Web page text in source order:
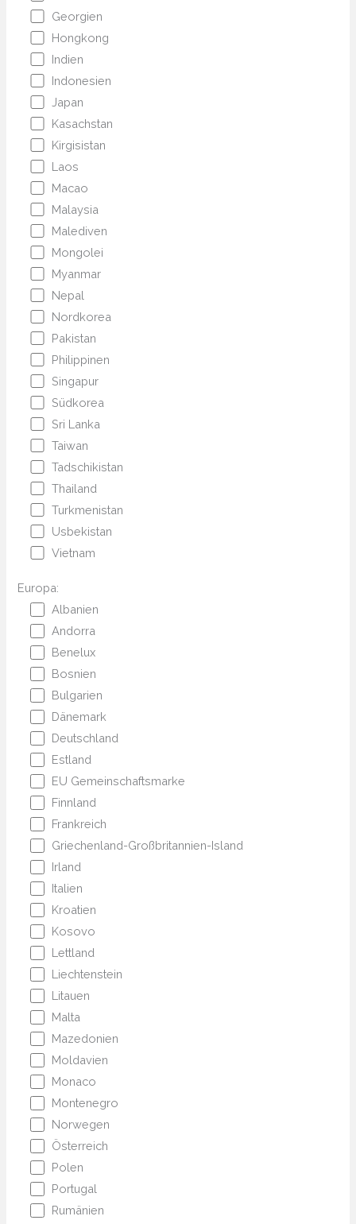
Georgien
Hongkong
Indien
Indonesien
Japan
Kasachstan
Kirgisistan
Laos
Macao
Malaysia
Malediven
Mongolei
Myanmar
Nepal
Nordkorea
Pakistan
Philippinen
Singapur
Südkorea
Sri Lanka
Taiwan
Tadschikistan
Thailand
Turkmenistan
Usbekistan
Vietnam
Europa:
Albanien
Andorra
Benelux
Bosnien
Bulgarien
Dänemark
Deutschland
Estland
EU Gemeinschaftsmarke
Finnland
Frankreich
Griechenland-Großbritannien-Island
Irland
Italien
Kroatien
Kosovo
Lettland
Liechtenstein
Litauen
Malta
Mazedonien
Moldavien
Monaco
Montenegro
Norwegen
Österreich
Polen
Portugal
Rumänien